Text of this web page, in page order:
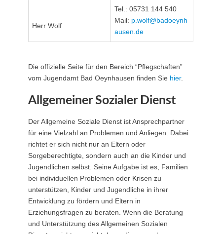
Herr Wolf
Tel.: 05731 144 540
Mail: p.wolf@​badoeynh
ausen.de
Die offizielle Seite für den Bereich “Pflegschaften”
vom Jugendamt Bad Oeynhausen finden Sie hier.
Allgemeiner Sozialer Dienst
Der Allgemeine Soziale Dienst ist Ansprechpartner
für eine Vielzahl an Problemen und Anliegen. Dabei
richtet er sich nicht nur an Eltern oder
Sorgeberechtigte, sondern auch an die Kinder und
Jugendlichen selbst. Seine Aufgabe ist es, Familien
bei individuellen Problemen oder Krisen zu
unterstützen, Kinder und Jugendliche in ihrer
Entwicklung zu fördern und Eltern in
Erziehungsfragen zu beraten. Wenn die Beratung
und Unterstützung des Allgemeinen Sozialen